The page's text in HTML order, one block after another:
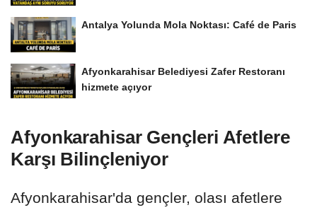
Antalya Yolunda Mola Noktası: Café de Paris
Afyonkarahisar Belediyesi Zafer Restoranı
hizmete açıyor
Afyonkarahisar Gençleri Afetlere
Karşı Bilinçleniyor
Afyonkarahisar'da gençler, olası afetlere